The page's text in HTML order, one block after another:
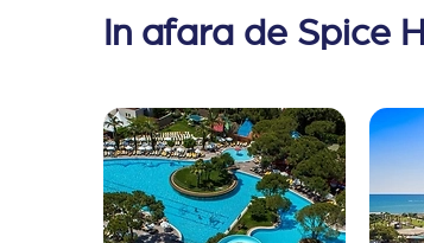
In afara de Spice